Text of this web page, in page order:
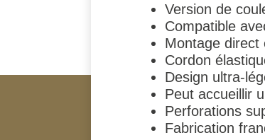
Version de
Compatible
Montage direct
Cordon
Design ultra-
Peut accueillir
Perforations
Fabrication